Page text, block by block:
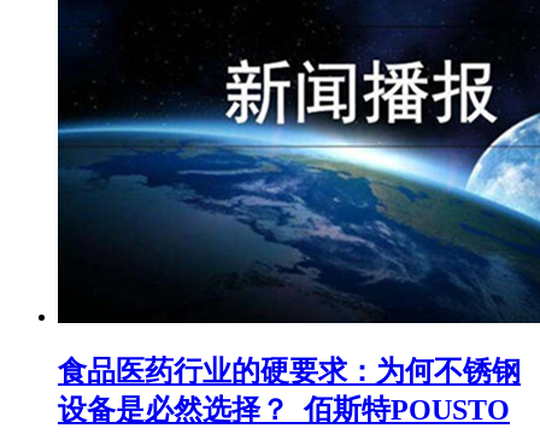
食品医药行业的硬要求：为何不锈钢
设备是必然选择？_佰斯特POUSTO